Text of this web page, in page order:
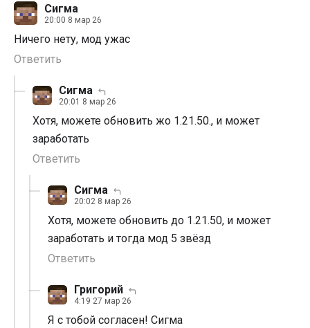
Сигма
20:00 8 мар 26
Ничего нету, мод ужас
Ответить
Сигма
20:01 8 мар 26
Хотя, можете обновить жо 1.21.50., и может
заработать
Ответить
Сигма
20:02 8 мар 26
Хотя, можете обновить до 1.21.50, и может
заработать и тогда мод 5 звёзд
Ответить
Григорий
4:19 27 мар 26
Я с тобой согласен! Сигма